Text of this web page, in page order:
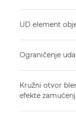
UD element
Ograničenje
Kružni otvor
efekte